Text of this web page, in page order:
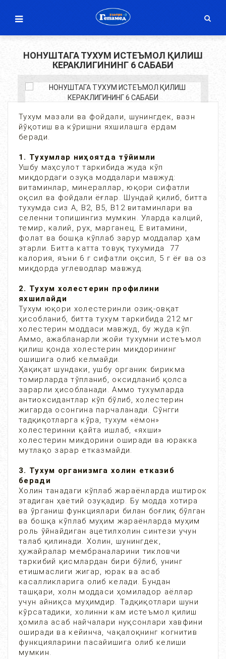
НОНУШТАГА ТУХУМ ИСТЕЪМОЛ ҚИЛИШ
КЕРАКЛИГИНИНГ 6 САБАБИ
Тухум мазали ва фойдали, шунингдек, вазн
йўқотиш ва кўришни яхшилашга ёрдам
беради.
1. Тухумлар ниҳоятда тўйимли
Ушбу маҳсулот таркибида жуда кўп
миқдордаги озуқа моддалари мавжуд:
витаминлар, минераллар, юқори сифатли
оқсил ва фойдали ёғлар. Шундай қилиб, битта
тухумда сиз А, В2, В5, В12 витаминлари ва
селенни топишингиз мумкин. Уларда калций,
темир, калий, рух, марганец, Е витамини,
фолат ва бошқа кўплаб зарур моддалар ҳам
этарли. Битта катта товуқ тухумида 77
калория, яъни 6 г сифатли оқсил, 5 г ёғ ва оз
миқдорда углеводлар мавжуд.
2. Тухум холестерин профилини
яхшилайди
Тухум юқори холестеринли озиқ-овқат
ҳисобланиб, битта тухум таркибида 212 мг
холестерин моддаси мавжуд, бу жуда кўп.
Аммо, ажабланарли жойи тухумни истеъмол
қилиш қонда холестерин миқдорининг
ошишига олиб келмайди.
Ҳақиқат шундаки, ушбу органик бирикма
томирларда тўпланиб, оксидланиб қолса
зарарли ҳисобланади. Аммо тухумларда
антиоксидантлар кўп бўлиб, холестерин
жигарда осонгина парчаланади. Сўнгги
тадқиқотларга кўра, тухум «ёмон»
холестеринни қайта ишлаб, «яхши»
холестерин микдорини оширади ва юракка
мутлақо зарар етказмайди.
3. Тухум организмга холин етказиб
беради
Холин танадаги кўплаб жараёнларда иштирок
этадиган ҳаётий озуқадир. Бу модда хотира
ва ўрганиш функциялари билан боғлиқ бўлган
ва бошқа кўплаб муҳим жараёнларда муҳим
роль ўйнайдиган ацетилхолин синтези учун
талаб қилинади. Холин, шунингдек,
ҳужайралар мембраналарини тикловчи
таркибий қисмлардан бири бўлиб, унинг
етишмаслиги жигар, юрак ва асаб
касалликларига олиб келади. Бундан
ташқари, холн моддаси ҳомиладор аёллар
учун айниқса муҳимдир. Тадқиқотлари шуни
кўрсатадики, холинни кам истеъмол қилиш
ҳомила асаб найчалари нуқсонлари хавфини
оширади ва кейинча, чақалоқнинг когнитив
функцияларини пасайишига олиб келиши
мумкин.